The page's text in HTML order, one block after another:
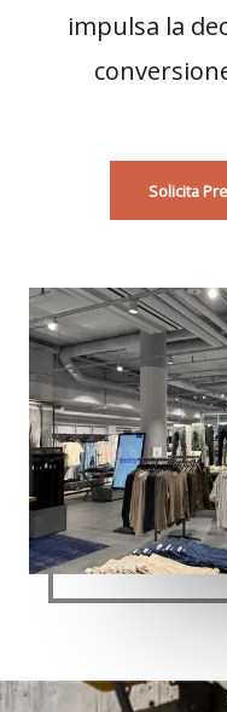
impulsa la
Solicita